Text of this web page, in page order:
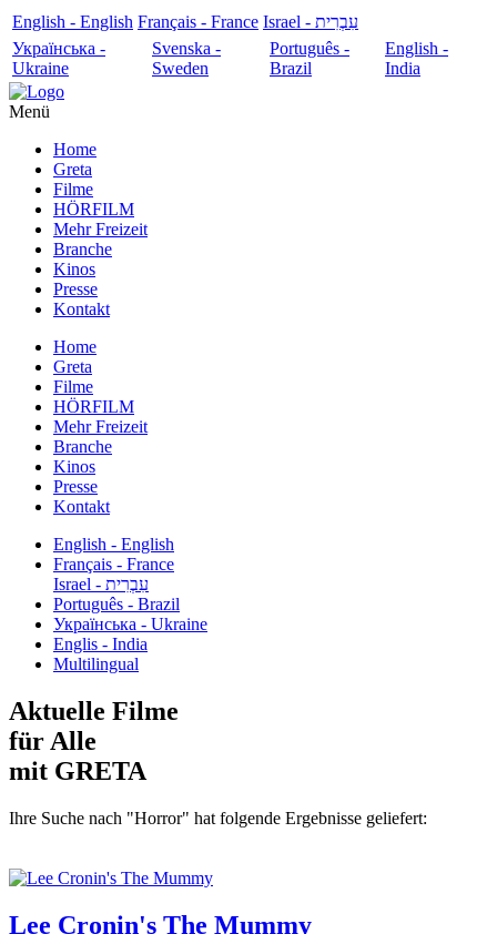
English - English Français - France
עִבְרִית - Israel
Українська -
Ukraine
Svenska -
Sweden
Português -
Brazil
English -
India
Menü
Home
Greta
Filme
HÖRFILM
Mehr Freizeit
Branche
Kinos
Presse
Kontakt
Home
Greta
Filme
HÖRFILM
Mehr Freizeit
Branche
Kinos
Presse
Kontakt
English - English
Français - France
עִבְרִית - Israel
Português - Brazil
Українська - Ukraine
Englis - India
Multilingual
Aktuelle Filme
für Alle
mit GRETA
Ihre Suche nach "Horror" hat folgende Ergebnisse geliefert:
Lee Cronin's The Mummy